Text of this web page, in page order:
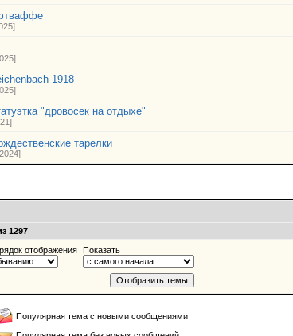
1918
"дровосек на отдыхе"
тарелки
1297
отображения Показать
Популярная тема с новыми сообщениями